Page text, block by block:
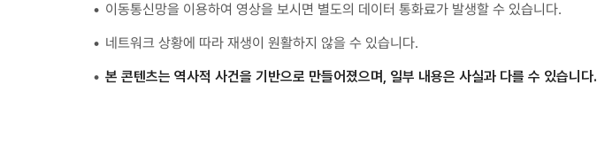
이동통신망을 이용하여 영상을 보시면 별도의 데이터 통화료가 발생할 수 있습니다.
네트워크 상황에 따라 재생이 원활하지 않을 수 있습니다.
본 콘텐츠는 역사적 사건을 기반으로 만들어졌으며, 일부 내용은 사실과 다를 수 있습니다.